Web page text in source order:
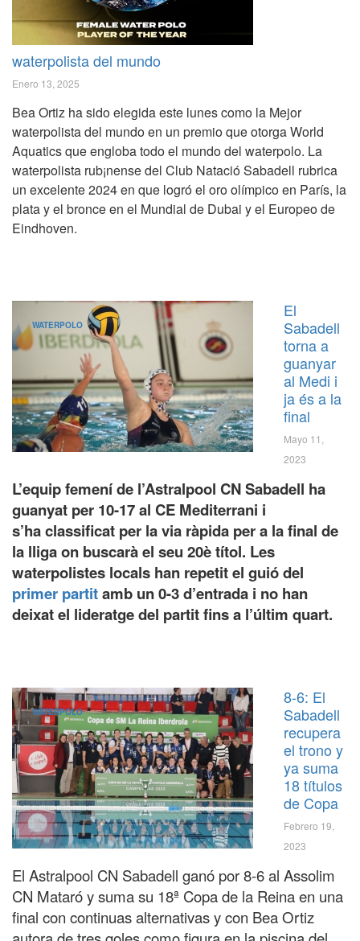
waterpolista del mundo
Enero 13, 2025
Bea Ortiz ha sido elegida este lunes como la Mejor
waterpolista del mundo en un premio que otorga World
Aquatics que engloba todo el mundo del waterpolo. La
waterpolista rub¡nense del Club Natació Sabadell rubrica
un excelente 2024 en que logró el oro olímpico en París, la
plata y el bronce en el Mundial de Dubai y el Europeo de
Eindhoven.
WATERPOLO
El
Sabadell
torna a
guanyar
al Medi i
ja és a la
final
Mayo 11,
2023
L’equip femení de l’Astralpool CN Sabadell ha
guanyat per 10-17 al CE Mediterrani i
s’ha classificat per la via ràpida per a la final de
la lliga on buscarà el seu 20è títol. Les
waterpolistes locals han repetit el guió del
primer partitamb un 0-3 d’entrada i no han
deixat el lideratge del partit fins a l’últim quart.
WATERPOLO
8-6: El
Sabadell
recupera
el trono y
ya suma
18 títulos
de Copa
Febrero 19,
2023
El Astralpool CN Sabadell ganó por 8-6 al Assolim
CN Mataró y suma su 18ª Copa de la Reina en una
final con continuas alternativas y con Bea Ortiz